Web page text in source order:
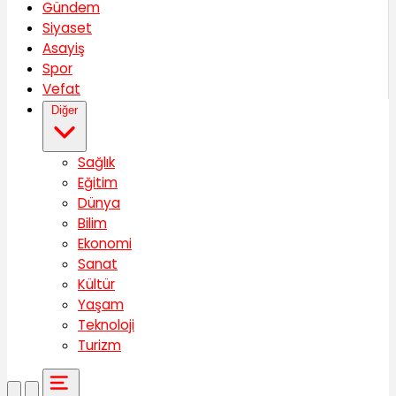
Gündem
Siyaset
Asayiş
Spor
Vefat
Diğer
Sağlık
Eğitim
Dünya
Bilim
Ekonomi
Sanat
Kültür
Yaşam
Teknoloji
Turizm